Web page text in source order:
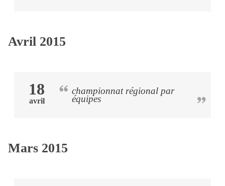
Avril 2015
18
avril
championnat régional par
équipes
Mars 2015